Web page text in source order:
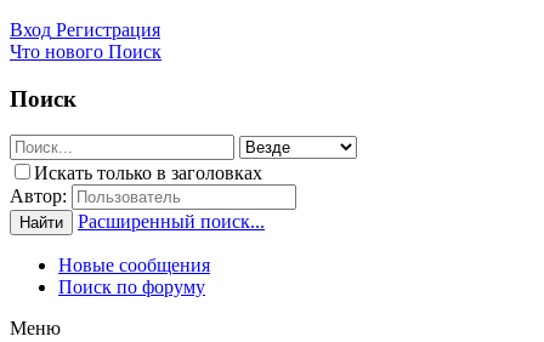
Вход Регистрация
Что нового Поиск
Поиск
Искать только в заголовках
Автор:
Найти Расширенный поиск...
Новые сообщения
Поиск по форуму
Меню